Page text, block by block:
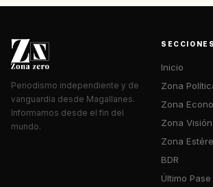
Periodismo independiente y de
vanguardia desde Magallanes.
Informamos desde el fin del
mundo.
SECCIONES
Inicio
Zona
Zona
Zona Visión
Zona
BDR
Último Pase